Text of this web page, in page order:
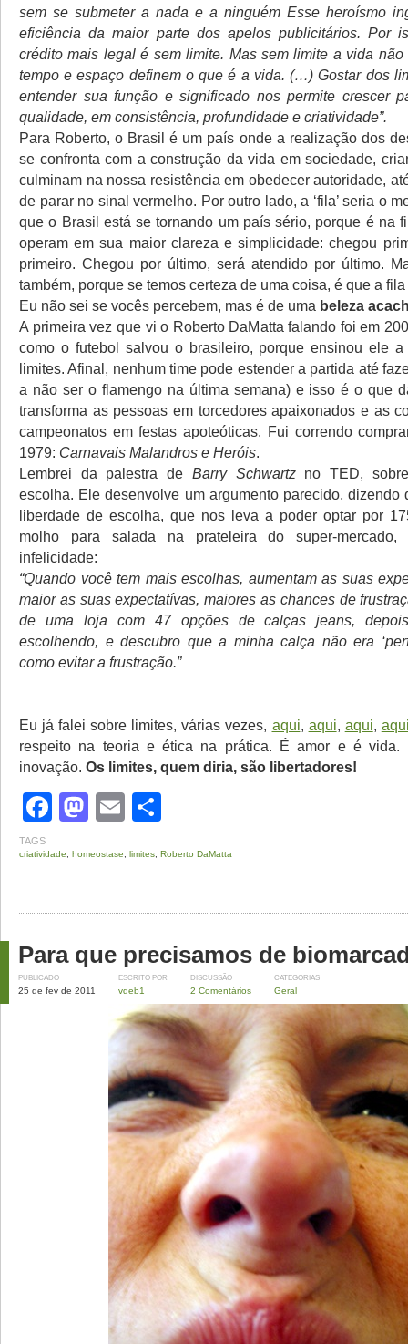
sem se submeter a nada e a ninguém Esse heroísmo
eficiência da maior parte dos apelos publicitários. Por
crédito mais legal é sem limite. Mas sem limite a vida não
tempo e espaço definem o que é a vida. (…) Gostar dos
entender sua função e significado nos permite crescer
qualidade, em consistência, profundidade e criatividade”.
Para Roberto, o Brasil é um país onde a realização dos
se confronta com a construção da vida em sociedade,
culminam na nossa resistência em obedecer autoridade,
de parar no sinal vermelho. Por outro lado, a ‘fila’ seria o
que o Brasil está se tornando um país sério, porque é na
operam em sua maior clareza e simplicidade: chegou
primeiro. Chegou por último, será atendido por último.
também, porque se temos certeza de uma coisa, é que a
Eu não sei se vocês percebem, mas é de uma beleza
A primeira vez que vi o Roberto DaMatta falando foi em
como o futebol salvou o brasileiro, porque ensinou ele a
limites. Afinal, nenhum time pode estender a partida até
a não ser o flamengo na última semana) e isso é o que
transforma as pessoas em torcedores apaixonados e as
campeonatos em festas apoteóticas. Fui correndo
1979: Carnavais Malandros e Heróis.
Lembrei da palestra de Barry Schwartzno TED,
escolha. Ele desenvolve um argumento parecido, dizendo
liberdade de escolha, que nos leva a poder optar por
molho para salada na prateleira do super-
infelicidade:
“Quando você tem mais escolhas, aumentam as suas
maior as suas expectatívas, maiores as chances de
de uma loja com 47 opções de calças jeans,
escolhendo, e descubro que a minha calça não era
como evitar a frustração.”
Eu já falei sobre limites, várias vezes, aqui, aqui, aqui,
respeito na teoria e ética na prática. É amor e é vida.
inovação. Os limites, quem diria, são libertadores!
Facebook
Mastodon
Email
TAGS
criatividade homeostase limites Roberto DaMatta
Para que precisamos de
PUBLICADO
25 de fev de 2011
ESCRITO POR
vqeb1
DISCUSSÃO
2 Comentários
CATEGORIAS
Geral